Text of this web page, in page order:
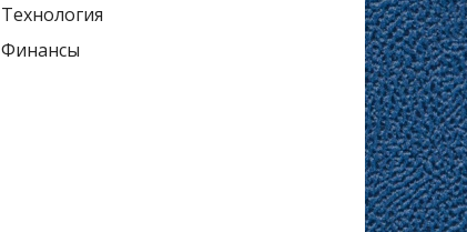
Технология
Финансы